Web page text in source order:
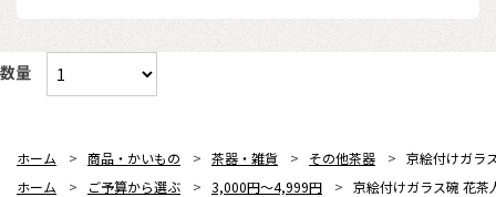
数量
ホーム > 商品・かいもの > 茶器・雑貨 > その他茶器 > 京絵付けガラ
ホーム
> ご予算から選ぶ > 3,000円～4,999円 > 京絵付けガラス碗 花茶